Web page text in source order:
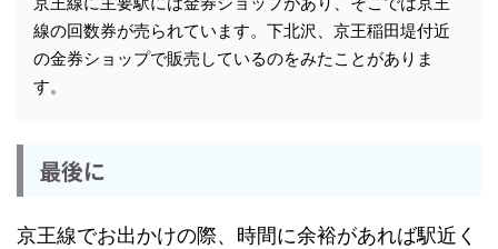
線の回数券が売られています。下北沢、京王稲田堤付近
の金券ショップで販売しているのをみたことがありま
す。
最後に
京王線でお出かけの際、時間に余裕があれば駅近く